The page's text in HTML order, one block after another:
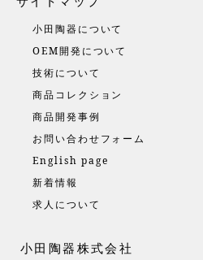
小田陶器について
OEM開発について
技術について
商品コレクション
商品開発事例
お問い合わせフォーム
English page
新着情報
求人について
小田陶器株式会社